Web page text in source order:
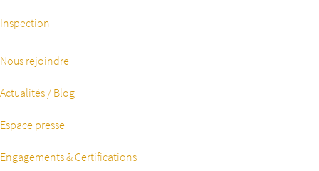
Inspection
Nous rejoindre
Actualités / Blog
Espace presse
Engagements & Certifications